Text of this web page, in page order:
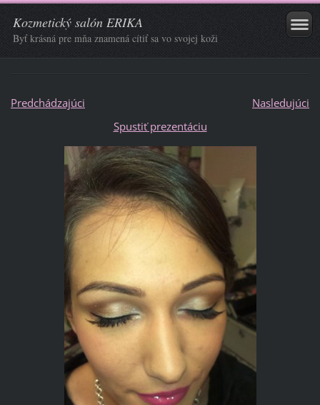
Kozmetický salón ERIKA
Byť krásná pre mňa znamená cítiť sa vo svojej koži
Predchádzajúci
Nasledujúci
Spustiť prezentáciu